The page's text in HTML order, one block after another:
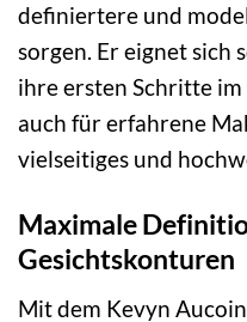
definiertere und
sorgen. Er eignet sich
ihre ersten Schritte im
auch für erfahrene
vielseitiges und
Maximale
Gesichtskonturen
Mit dem Kevyn